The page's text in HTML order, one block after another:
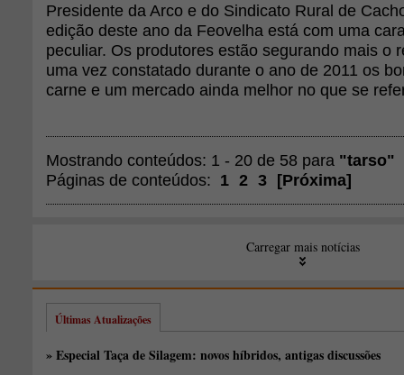
Presidente da Arco e do Sindicato Rural de
edição deste ano da Feovelha está com uma
peculiar. Os produtores estão segurando mais o
uma vez constatado durante o ano de 2011 os
carne e um mercado ainda melhor no que se
Mostrando conteúdos: 1 - 20 de 58 para "tarso"
Páginas de conteúdos: 1 2 3 [Próxima]
Carregar mais notícias
Últimas Atualizações
» Especial Taça de Silagem: novos híbridos, antigas discussões